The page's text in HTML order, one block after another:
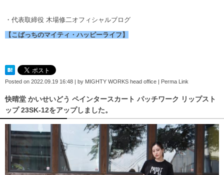
・代表取締役 木場修二オフィシャルブログ
【こばっちのマイティ・ハッピーライフ】
Posted on 2022.09.19 16:48 by MIGHTY WORKS head office Perma Link
快晴堂 かいせいどう ペインタースカート パッチワーク リップスト
ップ 23SK-12をアップしました。